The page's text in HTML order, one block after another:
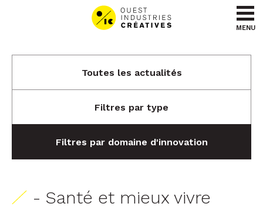
Aller au menu
Aller au contenu
MENU
Toutes les actualités
Filtres par type
Filtres par domaine d'innovation
- Santé et mieux vivre